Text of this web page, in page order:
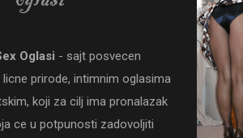
Oglasi - sajt posvecen
prirode, intimnim oglasima
koji za cilj ima pronalazak
ce u potpunosti zadovoljiti